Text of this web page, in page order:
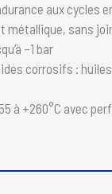
aux cycles
métallique, sans
–1 bar
corrosifs :
à +260°C avec